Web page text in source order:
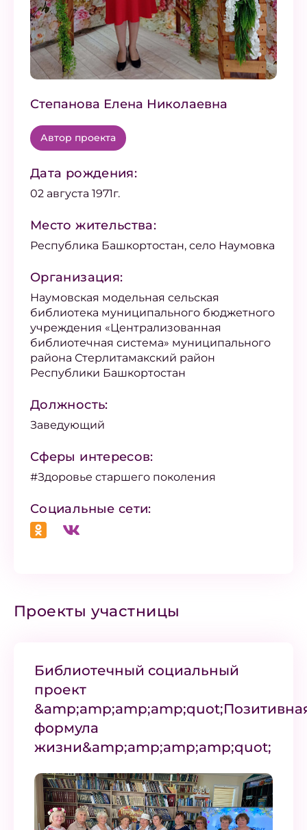
Степанова Елена Николаевна
Автор проекта
Дата рождения:
02 августа 1971г.
Место жительства:
Республика Башкортостан, село Наумовка
Организация:
Наумовская модельная сельская
библиотека муниципального бюджетного
учреждения «Централизованная
библиотечная система» муниципального
района Стерлитамакский район
Республики Башкортостан
Должность:
Заведующий
Сферы интересов:
#Здоровье старшего поколения
Социальные сети:
Проекты участницы
Библиотечный социальный
проект
формула
жизни&amp;amp;amp;amp;quot;